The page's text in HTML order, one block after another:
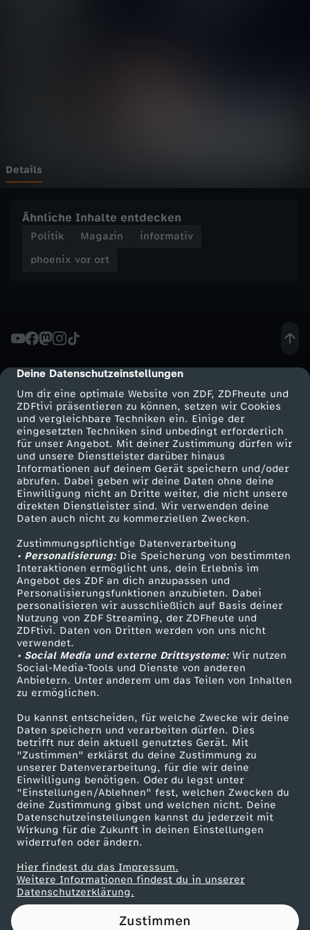
cmp-dialog-description
Deine Datenschutzeinstellungen
Um dir eine optimale Website von ZDF, ZDFheute und
ZDFtivi präsentieren zu können, setzen wir Cookies
und vergleichbare Techniken ein. Einige der
eingesetzten Techniken sind unbedingt erforderlich
für unser Angebot. Mit deiner Zustimmung dürfen wir
und unsere Dienstleister darüber hinaus
Informationen auf deinem Gerät speichern und/oder
abrufen. Dabei geben wir deine Daten ohne deine
Einwilligung nicht an Dritte weiter, die nicht unsere
direkten Dienstleister sind. Wir verwenden deine
Daten auch nicht zu kommerziellen Zwecken.
Zustimmungspflichtige Datenverarbeitung
• Personalisierung:Die Speicherung von bestimmten
Interaktionen ermöglicht uns, dein Erlebnis im
Angebot des ZDF an dich anzupassen und
Personalisierungsfunktionen anzubieten. Dabei
personalisieren wir ausschließlich auf Basis deiner
Nutzung von ZDF Streaming, der ZDFheute und
ZDFtivi. Daten von Dritten werden von uns nicht
verwendet.
• Social Media und externe Drittsysteme:Wir nutzen
Social-Media-Tools und Dienste von anderen
Anbietern. Unter anderem um das Teilen von Inhalten
zu ermöglichen.
Du kannst entscheiden, für welche Zwecke wir deine
Daten speichern und verarbeiten dürfen. Dies
betrifft nur dein aktuell genutztes Gerät. Mit
"Zustimmen" erklärst du deine Zustimmung zu
unserer Datenverarbeitung, für die wir deine
Einwilligung benötigen. Oder du legst unter
"Einstellungen/Ablehnen" fest, welchen Zwecken du
deine Zustimmung gibst und welchen nicht. Deine
Datenschutzeinstellungen kannst du jederzeit mit
Wirkung für die Zukunft in deinen Einstellungen
widerrufen oder ändern.
Hier findest du das Impressum.
Weitere Informationen findest du in unserer
Datenschutzerklärung.
Zustimmen
t
P
v
a
t
e
K
r
a
n
k
e
n
k
a
s
s
e
n
Details
Ähnliche Inhalte entdecken
Politik Magazin
informativ
phoenix vor ort
Mehr ZDF
ZDF-Apps
Smart TV
ZDFtext
Livestreams
Sendungen A-Z
TV-Programm
Service
ZDFmitreden
Kontakt zum ZDF
Tickets
Zuschauerservice
Hilfe
ZDF Unternehmen
Karriere
ZDF goes Schule
Werbefernsehen
Mainzelmännchen
Partner